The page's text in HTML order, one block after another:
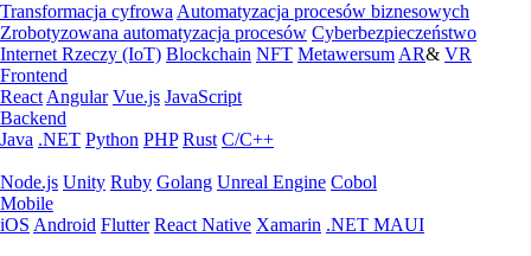
Transformacja cyfrowa Automatyzacja procesów biznesowych
Zrobotyzowana automatyzacja procesów Cyberbezpieczeństwo
Internet Rzeczy (IoT) Blockchain NFT Metawersum AR& VR
Frontend
React Angular Vue.js JavaScript
Backend
Java .NET Python PHP Rust C/C++
Node.js Unity Ruby Golang Unreal Engine Cobol
Mobile
iOS Android Flutter React Native Xamarin .NET MAUI